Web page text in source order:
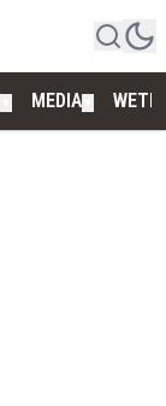
MEDIA